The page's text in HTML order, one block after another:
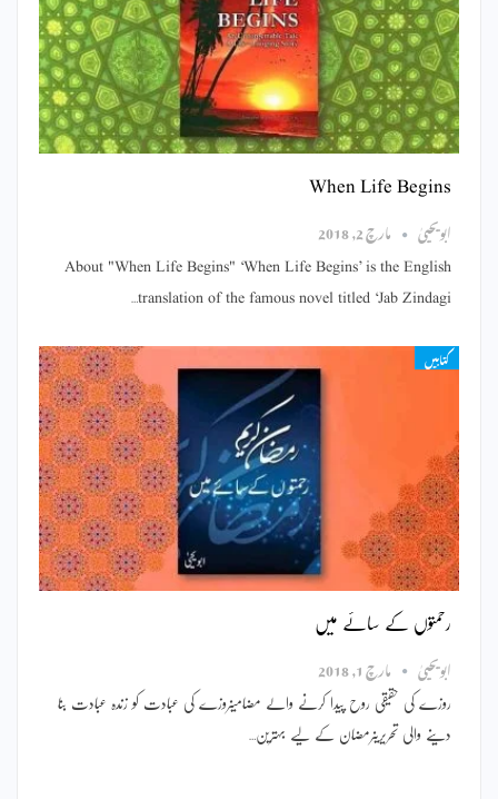
When Life Begins
ابویحییٰ مارچ 2, 2018
About "When Life Begins" ‘When Life Begins’ is the English
translation of the famous novel titled ‘Jab Zindagi…
کتابیں
رحمتوں کے سائے میں
ابویحییٰ مارچ 1, 2018
روزے کی حقیقی روح پیدا کرنے والے مضامینروزے کی عبادت کو زندہ عبادت بنا
دینے والی تحریریںرمضان کے لیے بہترین…